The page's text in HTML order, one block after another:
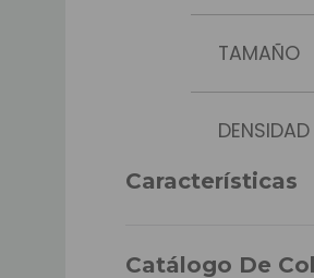
TAMAÑO
DENSIDAD
Características
Catálogo De